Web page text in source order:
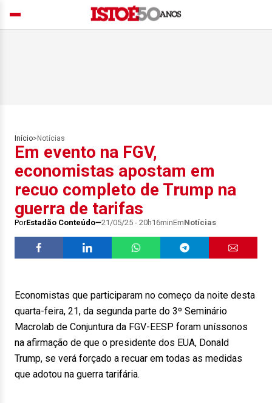
Início> Notícias
Em evento na FGV,
economistas apostam em
recuo completo de Trump na
guerra de tarifas
PorEstadão Conteúdo 21/05/25 - 20h16minEmNotícias
Economistas que participaram no começo da noite desta
quarta-feira, 21, da segunda parte do 3º Seminário
Macrolab de Conjuntura da FGV-EESP foram uníssonos
na afirmação de que o presidente dos EUA, Donald
Trump, se verá forçado a recuar em todas as medidas
que adotou na guerra tarifária.